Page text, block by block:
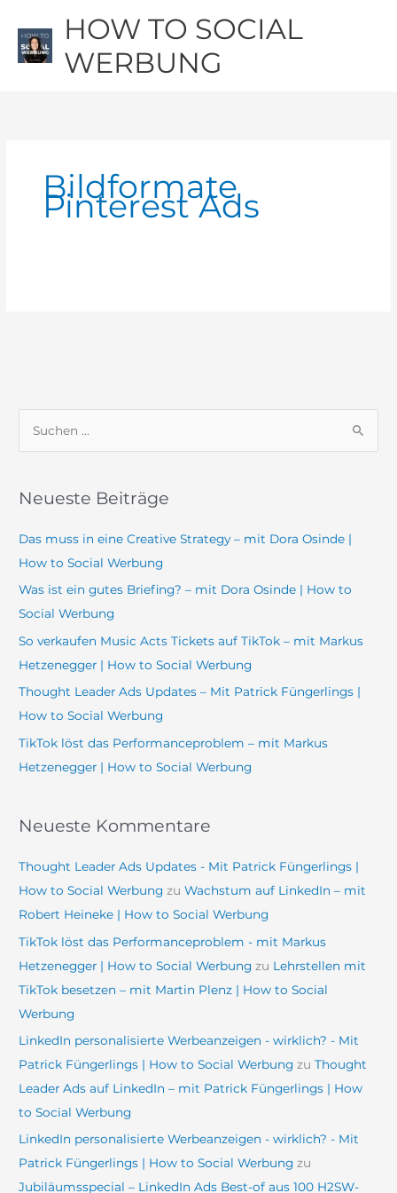
Inhalt
springen
HOW TO SOCIAL
WERBUNG
Bildformate
Pinterest Ads
h
h
:
Neueste Beiträge
Das muss in eine Creative Strategy – mit Dora Osinde |
How to Social Werbung
Was ist ein gutes Briefing? – mit Dora Osinde | How to
Social Werbung
So verkaufen Music Acts Tickets auf TikTok – mit Markus
Hetzenegger | How to Social Werbung
Thought Leader Ads Updates – Mit Patrick Füngerlings |
How to Social Werbung
TikTok löst das Performanceproblem – mit Markus
Hetzenegger | How to Social Werbung
Neueste Kommentare
Thought Leader Ads Updates - Mit Patrick Füngerlings |
How to Social Werbung zuWachstum auf LinkedIn – mit
Robert Heineke | How to Social Werbung
TikTok löst das Performanceproblem - mit Markus
Hetzenegger | How to Social Werbung zu Lehrstellen mit
TikTok besetzen – mit Martin Plenz | How to Social
Werbung
LinkedIn personalisierte Werbeanzeigen - wirklich? - Mit
Patrick Füngerlings | How to Social Werbung zuThought
Leader Ads auf LinkedIn – mit Patrick Füngerlings | How
to Social Werbung
LinkedIn personalisierte Werbeanzeigen - wirklich? - Mit
Patrick Füngerlings | How to Social Werbung zu
Jubiläumsspecial – LinkedIn Ads Best-of aus 100 H2SW-